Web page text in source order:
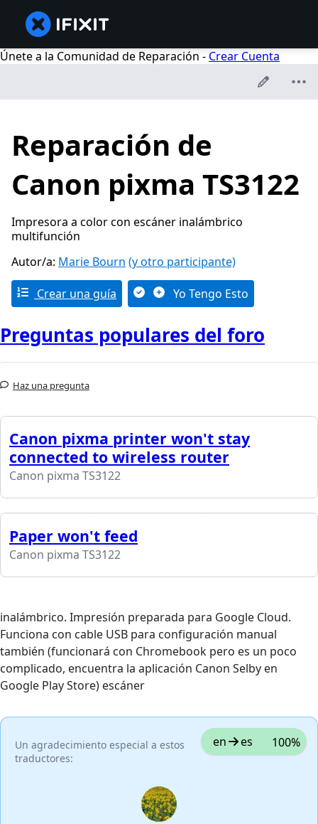
Únete a la Comunidad de Reparación - Crear Cuenta
Reparación de
Canon pixma TS3122
Impresora a color con escáner inalámbrico
multifunción
Autor/a: Marie Bourn (y otro participante)
Crear una guía Yo Tengo Esto
Preguntas populares del foro
Haz una pregunta
Canon pixma printer won't stay
connected to wireless router
Canon pixma TS3122
Paper won't feed
Canon pixma TS3122
inalámbrico. Impresión preparada para Google Cloud.
Funciona con cable USB para configuración manual
también (funcionará con Chromebook pero es un poco
complicado, encuentra la aplicación Canon Selby en
Google Play Store) escáner
Un agradecimiento especial a estos
traductores:
en es 100%